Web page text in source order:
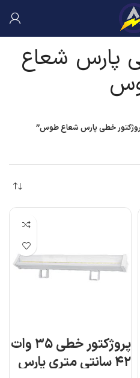
پارس شعاع
خطی پارس شعاع طوس”
پروژکتور خطی ۳۵ وات
۴۲ سانتی متری پارس